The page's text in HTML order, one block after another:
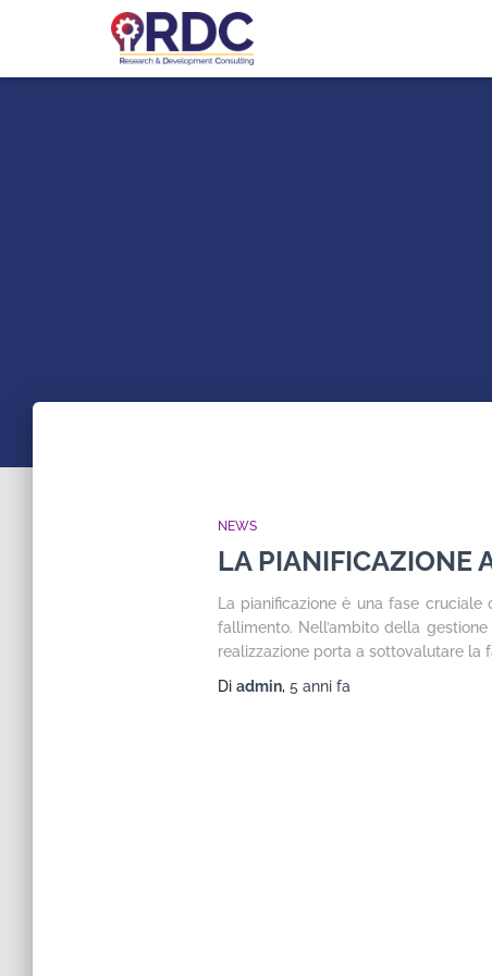
NEWS
LA PIANIFICAZIONE
La pianificazione è una fase
fallimento. Nell’ambito della
realizzazione porta a sottovalutare la
Di admin, 5 annifa